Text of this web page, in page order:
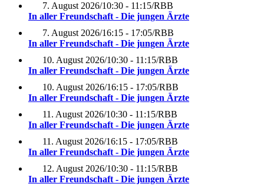
7. August 2026/10:30 - 11:15/RBB
In aller Freundschaft - Die jungen Ärzte
7. August 2026/16:15 - 17:05/RBB
In aller Freundschaft - Die jungen Ärzte
10. August 2026/10:30 - 11:15/RBB
In aller Freundschaft - Die jungen Ärzte
10. August 2026/16:15 - 17:05/RBB
In aller Freundschaft - Die jungen Ärzte
11. August 2026/10:30 - 11:15/RBB
In aller Freundschaft - Die jungen Ärzte
11. August 2026/16:15 - 17:05/RBB
In aller Freundschaft - Die jungen Ärzte
12. August 2026/10:30 - 11:15/RBB
In aller Freundschaft - Die jungen Ärzte